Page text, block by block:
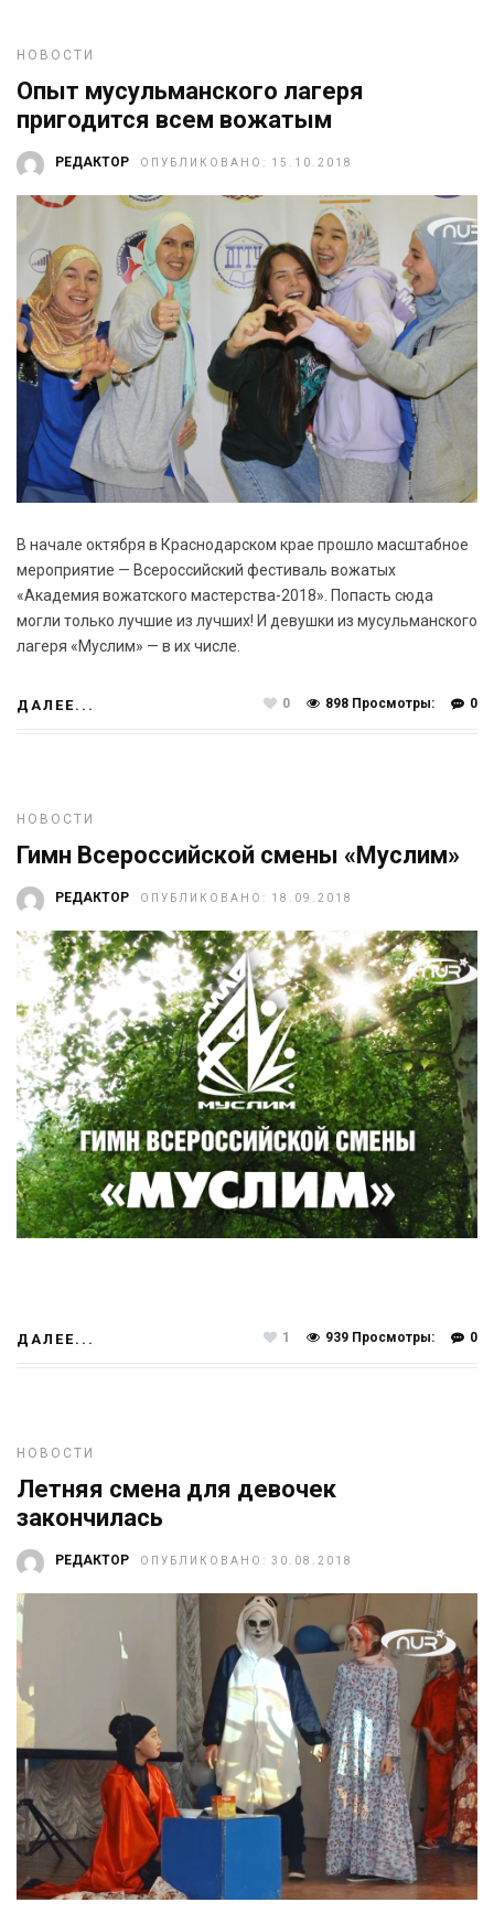
НОВОСТИ
Опыт мусульманского лагеря
пригодится всем вожатым
РЕДАКТОР ОПУБЛИКОВАНО: 15.10.2018
В начале октября в Краснодарском крае прошло масштабное
мероприятие — Всероссийский фестиваль вожатых
«Академия вожатского мастерства-2018». Попасть сюда
могли только лучшие из лучших! И девушки из мусульманского
лагеря «Муслим» — в их числе.
ДАЛЕЕ... 0
898 Просмотры:
0
НОВОСТИ
Гимн Всероссийской смены «Муслим»
РЕДАКТОР ОПУБЛИКОВАНО: 18.09.2018
ДАЛЕЕ... 0
939 Просмотры:
1
НОВОСТИ
Летняя смена для девочек
закончилась
РЕДАКТОР ОПУБЛИКОВАНО: 30.08.2018